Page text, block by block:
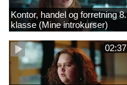
Kontor, handel og forretning 8.
klasse (Mine introkurser)
2022
02:37